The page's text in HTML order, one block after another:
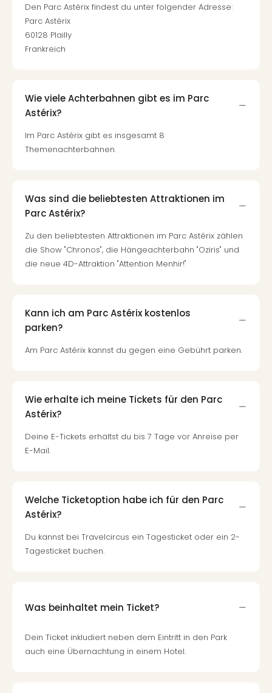
Den Parc Astérix findest du unter folgender Adresse:
Parc Astérix
60128 Plailly
Frankreich
Wie viele Achterbahnen gibt es im Parc
Astérix?
Im Parc Astérix gibt es insgesamt 8
Themenachterbahnen.
Was sind die beliebtesten Attraktionen im
Parc Astérix?
Zu den beliebtesten Attraktionen im Parc Astérix zählen
die Show "Chronos", die Hängeachterbahn "Oziris" und
die neue 4D-Attraktion "Attention Menhir!"
Kann ich am Parc Astérix kostenlos
parken?
Am Parc Astérix kannst du gegen eine Gebührt parken.
Wie erhalte ich meine Tickets für den Parc
Astérix?
Deine E-Tickets erhältst du bis 7 Tage vor Anreise per
E-Mail.
Welche Ticketoption habe ich für den Parc
Astérix?
Du kannst bei Travelcircus ein Tagesticket oder ein 2-
Tagesticket buchen.
Was beinhaltet mein Ticket?
Dein Ticket inkludiert neben dem Eintritt in den Park
auch eine Übernachtung in einem Hotel.